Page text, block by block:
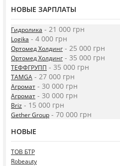
НОВЫЕ ЗАРПЛАТЫ
Гидролика - 21 000 грн
Logika - 4 000 грн
Ортомед Холдинг - 25 000 грн
Ортомед Холдинг - 35 000 грн
ТЕФФГРУПП - 35 000 грн
TAMGA - 27 000 грн
Агромат - 30 000 грн
Агромат - 30 000 грн
Briz - 15 000 грн
Gether Group - 70 000 грн
НОВЫЕ
ТОВ БТР
Robeauty